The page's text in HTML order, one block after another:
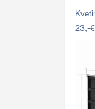
23,-€